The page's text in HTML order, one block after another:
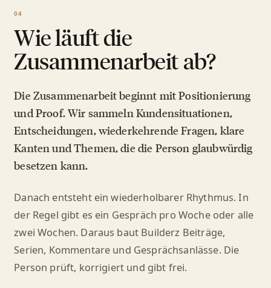
Wie läuft die
Zusammenarbeit ab?
Die Zusammenarbeit beginnt mit Positionierung
und Proof. Wir sammeln Kundensituationen,
Entscheidungen, wiederkehrende Fragen, klare
Kanten und Themen, die die Person glaubwürdig
besetzen kann.
Danach entsteht ein wiederholbarer Rhythmus. In
der Regel gibt es ein Gespräch pro Woche oder alle
zwei Wochen. Daraus baut Builderz Beiträge,
Serien, Kommentare und Gesprächsanlässe. Die
Person prüft, korrigiert und gibt frei.